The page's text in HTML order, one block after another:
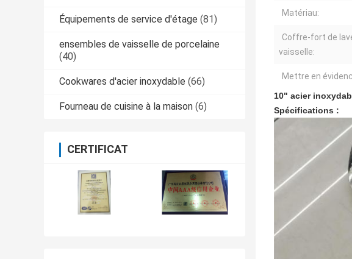
Équipements de service d'étage (81)
ensembles de vaisselle de porcelaine
(40)
Cookwares d'acier inoxydable (66)
Fourneau de cuisine à la maison (6)
CERTIFICAT
Matériau:
Coffre-fort de
vaisselle:
Mettre en
10" acier
Spécifications :